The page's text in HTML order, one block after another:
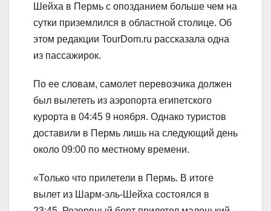
Шейха в Пермь с опозданием больше чем на
сутки приземлился в областной столице. Об
этом редакции TourDom.ru рассказала одна
из пассажирок.
По ее словам, самолет перевозчика должен
был вылететь из аэропорта египетского
курорта в 04:45 9 ноября. Однако туристов
доставили в Пермь лишь на следующий день
около 09:00 по местному времени.
«Только что прилетели в Пермь. В итоге
вылет из Шарм-эль-Шейха состоялся в